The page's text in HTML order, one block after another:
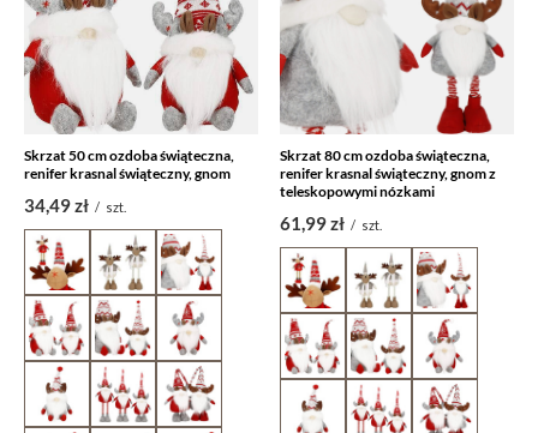
Skrzat 50 cm ozdoba świąteczna,
renifer krasnal świąteczny, gnom
34,49 zł / szt.
Skrzat 80 cm ozdoba świąteczna,
renifer krasnal świąteczny, gnom z
teleskopowymi nózkami
61,99 zł / szt.